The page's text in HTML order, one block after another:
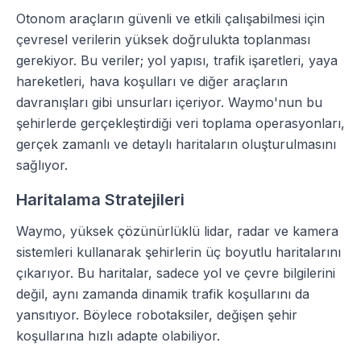
Otonom araçların güvenli ve etkili çalışabilmesi için
çevresel verilerin yüksek doğrulukta toplanması
gerekiyor. Bu veriler; yol yapısı, trafik işaretleri, yaya
hareketleri, hava koşulları ve diğer araçların
davranışları gibi unsurları içeriyor. Waymo'nun bu
şehirlerde gerçekleştirdiği veri toplama operasyonları,
gerçek zamanlı ve detaylı haritaların oluşturulmasını
sağlıyor.
Haritalama Stratejileri
Waymo, yüksek çözünürlüklü lidar, radar ve kamera
sistemleri kullanarak şehirlerin üç boyutlu haritalarını
çıkarıyor. Bu haritalar, sadece yol ve çevre bilgilerini
değil, aynı zamanda dinamik trafik koşullarını da
yansıtıyor. Böylece robotaksiler, değişen şehir
koşullarına hızlı adapte olabiliyor.